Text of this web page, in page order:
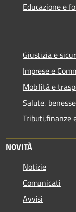
Educazione e
Giustizia e
Imprese e
Mobilità e
Salute,
Tributi,finanze
NOVITÀ
Notizie
Comunicati
Avvisi